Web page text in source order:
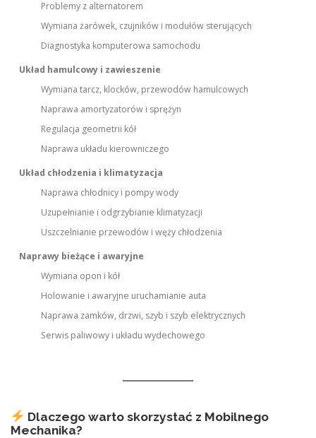
Problemy z alternatorem
Wymiana żarówek, czujników i modułów sterujących
Diagnostyka komputerowa samochodu
Układ hamulcowy i zawieszenie
Wymiana tarcz, klocków, przewodów hamulcowych
Naprawa amortyzatorów i sprężyn
Regulacja geometrii kół
Naprawa układu kierowniczego
Układ chłodzenia i klimatyzacja
Naprawa chłodnicy i pompy wody
Uzupełnianie i odgrzybianie klimatyzacji
Uszczelnianie przewodów i węży chłodzenia
Naprawy bieżące i awaryjne
Wymiana opon i kół
Holowanie i awaryjne uruchamianie auta
Naprawa zamków, drzwi, szyb i szyb elektrycznych
Serwis paliwowy i układu wydechowego
Dlaczego warto skorzystać z Mobilnego
Mechanika?